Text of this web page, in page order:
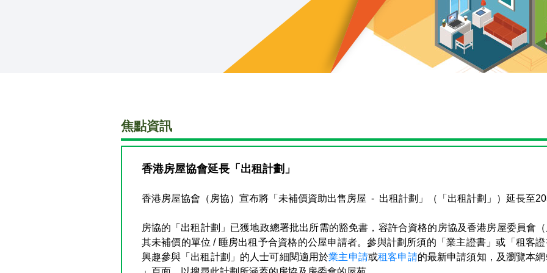
焦點資訊
香港房屋協會延長「出租計劃」
香港房屋協會（房協）宣布將「未補價資助出售房屋 - 出租計劃」（「出租計劃」）延長至
房協的「出租計劃」已獲地政總署批出所需的豁免書，容許合資格的房協及香港房屋委員會
其未補價的單位 / 睡房出租予合資格的公屋申請者。參與計劃所須的「業主證書」或「租客
興趣參與「出租計劃」的人士可細閱適用於業主申請或租客申請的最新申請須知，及瀏覽本